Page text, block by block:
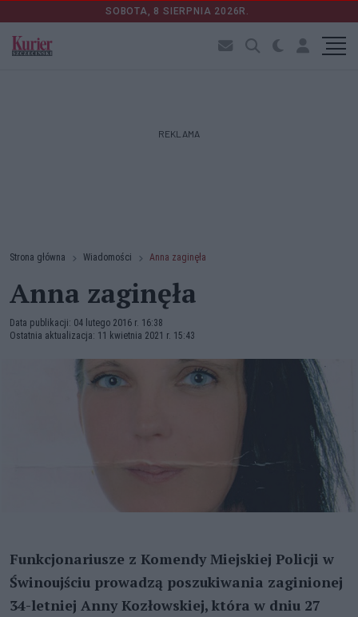
SOBOTA, 8 SIERPNIA 2026R.
REKLAMA
Strona główna Wiadomości Anna zaginęła
Anna zaginęła
Data publikacji: 04 lutego 2016 r. 16:38
Ostatnia aktualizacja: 11 kwietnia 2021 r. 15:43
Funkcjonariusze z Komendy Miejskiej Policji w
Świnoujściu prowadzą poszukiwania zaginionej
34-letniej Anny Kozłowskiej, która w dniu 27